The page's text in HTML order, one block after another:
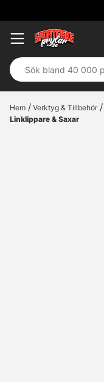
Hem Verktyg & Tillbehör
Linklippare & Saxar